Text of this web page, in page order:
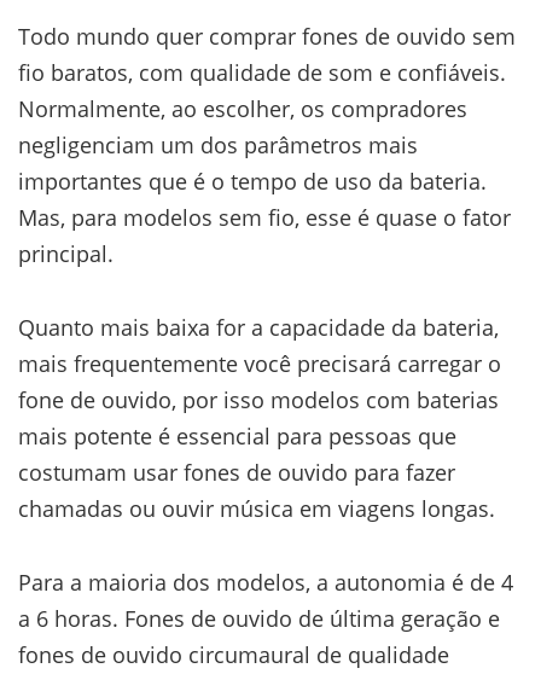
Todo mundo quer comprar fones de ouvido sem
fio baratos, com qualidade de som e confiáveis.
Normalmente, ao escolher, os compradores
negligenciam um dos parâmetros mais
importantes que é o tempo de uso da bateria.
Mas, para modelos sem fio, esse é quase o fator
principal.
Quanto mais baixa for a capacidade da bateria,
mais frequentemente você precisará carregar o
fone de ouvido, por isso modelos com baterias
mais potente é essencial para pessoas que
costumam usar fones de ouvido para fazer
chamadas ou ouvir música em viagens longas.
Para a maioria dos modelos, a autonomia é de 4
a 6 horas. Fones de ouvido de última geração e
fones de ouvido circumaural de qualidade